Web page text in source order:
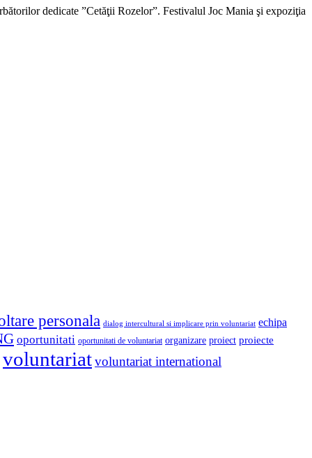
dedicate ”Cetăţii Rozelor”. Festivalul Joc Mania şi expoziţia
personala dialog intercultural si implicare prin voluntariat echipa
oportunitati oportunitati de voluntariat organizare proiect proiecte
voluntariatvoluntariat international